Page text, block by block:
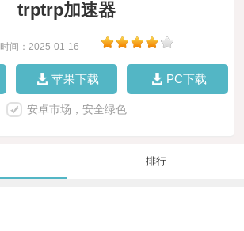
trptrp加速器
时间：2025-01-16
苹果下载 PC下载
安卓市场，安全绿色
排行